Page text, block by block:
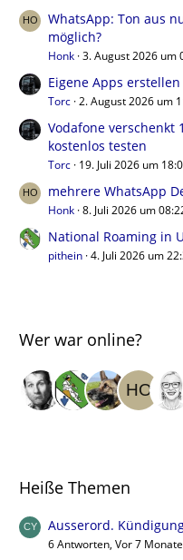
WhatsApp: Ton aus
möglich?
Honk 3. August 2026 um
Eigene Apps erstellen
Torc 2. August 2026 um
Vodafone verschenkt
kostenlos testen
Torc 19. Juli 2026 um
mehrere WhatsApp
Honk 8. Juli 2026 um
National Roaming in
pithein 4. Juli 2026 um
Wer war online?
Heiße Themen
Ausserord.
6 Antworten, Vor 7